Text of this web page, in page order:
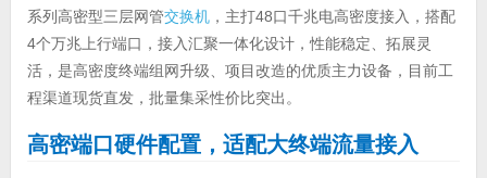
系列高密型三层网管交换机，主打48口千兆电高密度接入，搭配
4个万兆上行端口，接入汇聚一体化设计，性能稳定、拓展灵
活，是高密度终端组网升级、项目改造的优质主力设备，目前工
程渠道现货直发，批量集采性价比突出。
高密端口硬件配置，适配大终端流量接入